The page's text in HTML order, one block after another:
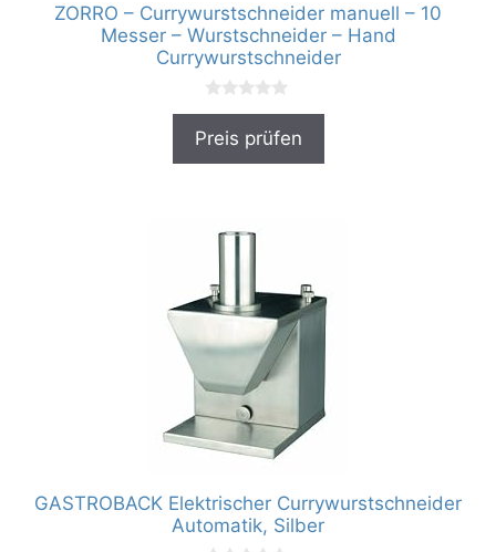
ZORRO – Currywurstschneider manuell – 10
Messer – Wurstschneider – Hand
Currywurstschneider
0
o
Preis prüfen
GASTROBACK Elektrischer Currywurstschneider
Automatik, Silber